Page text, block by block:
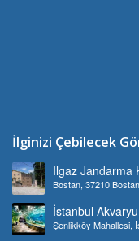
İlginizi Çebilecek
Ilgaz Jandarma
Bostan, 37210
İstanbul
Şenlikköy Mahallesi,